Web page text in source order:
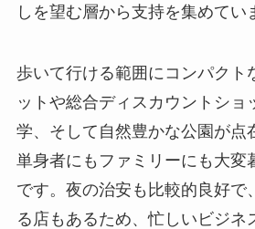
しを望む層から支持を集めてい
歩いて行ける範囲にコンパクト
ットや総合ディスカウントショ
学、そして自然豊かな公園が点
単身者にもファミリーにも大変
です。夜の治安も比較的良好で
る店もあるため、忙しいビジネ